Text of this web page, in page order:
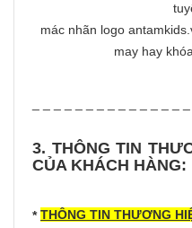
mác nhãn logo
may hay
3. THÔNG TIN
CỦA KHÁCH HÀNG:
*THÔNG TIN THƯƠNG